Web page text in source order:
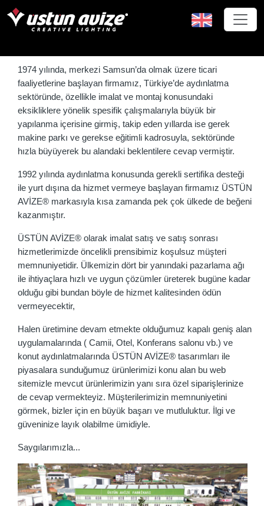
1974 yılında, merkezi Samsun’da olmak üzere ticari
faaliyetlerine başlayan firmamız, Türkiye’de aydınlatma
sektöründe, özellikle imalat ve montaj konusundaki
eksikliklere yönelik spesifik çalışmalarıyla büyük bir
yapılanma içerisine girmiş, takip eden yıllarda ise gerek
makine parkı ve gerekse eğitimli kadrosuyla, sektöründe
hızla büyüyerek bu alandaki beklentilere cevap vermiştir.
1992 yılında aydınlatma konusunda gerekli sertifika desteği
ile yurt dışına da hizmet vermeye başlayan firmamız ÜSTÜN
AVİZE® markasıyla kısa zamanda pek çok ülkede de beğeni
kazanmıştır.
ÜSTÜN AVİZE® olarak imalat satış ve satış sonrası
hizmetlerimizde öncelikli prensibimiz koşulsuz müşteri
memnuniyetidir. Ülkemizin dört bir yanındaki pazarlama ağı
ile ihtiyaçlara hızlı ve uygun çözümler üreterek bugüne kadar
olduğu gibi bundan böyle de hizmet kalitesinden ödün
vermeyecektir,
Halen üretimine devam etmekte olduğumuz kapalı geniş alan
uygulamalarında ( Camii, Otel, Konferans salonu vb.) ve
konut aydınlatmalarında ÜSTÜN AVİZE® tasarımları ile
piyasalara sunduğumuz ürünlerimizi konu alan bu web
sitemizle mevcut ürünlerimizin yanı sıra özel siparişlerinize
de cevap vermekteyiz. Müşterilerimizin memnuniyetini
görmek, bizler için en büyük başarı ve mutluluktur. İlgi ve
güveninize layık olabilme ümidiyle.
Saygılarımızla...